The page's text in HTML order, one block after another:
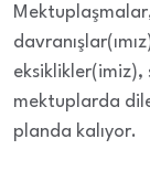
eksiklikler(imiz),
mektuplarda
planda kalıyor.